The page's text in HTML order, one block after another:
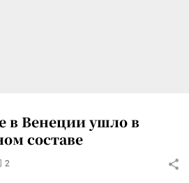
в Венеции ушло в
составе
2